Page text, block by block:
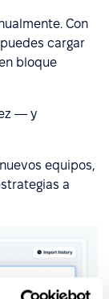
Con
cargar
bloque
— y
equipos,
a